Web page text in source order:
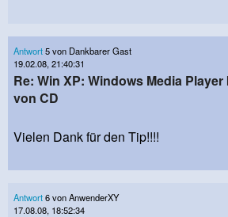
Antwort5 von Dankbarer Gast
19.02.08, 21:40:31
Re: Win XP: Windows Media
von CD
Vielen Dank für den Tip!!!!
Antwort6 von AnwenderXY
17.08.08, 18:52:34